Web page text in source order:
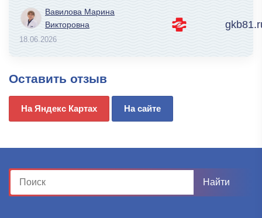
Вавилова Марина
Викторовна
18.06.2026
Оставить отзыв
На Яндекс Картах На сайте